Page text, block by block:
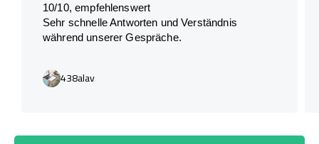
10/10, empfehlenswert
Sehr schnelle Antworten und Verständnis
während unserer Gespräche.
438alav